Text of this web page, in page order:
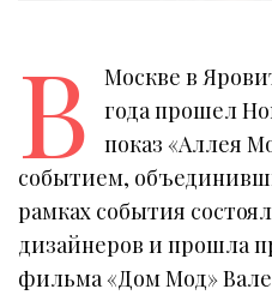
В
Москве в
года прошел
показ «Аллея
событием,
рамках события
дизайнеров и прошла
фильма «Дом Мод»